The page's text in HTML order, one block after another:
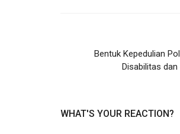
Bentuk Kepedulian
Disabilitas dan
WHAT'S YOUR REACTION?
Laporkan
Paralegal jadi